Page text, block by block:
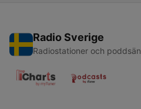
Radio Sverige
Radiostationer och